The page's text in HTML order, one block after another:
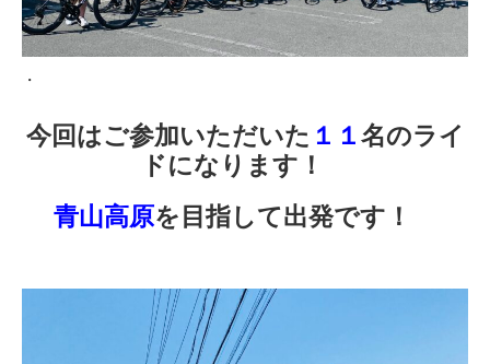
・
今回はご参加いただいた １１ 名のライ
ドになります！
青山高原を目指して出発です！